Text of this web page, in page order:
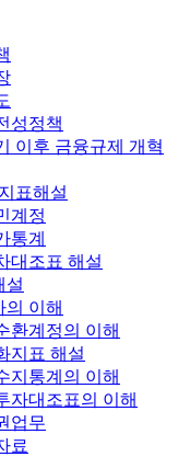
성정책
이후 금융규제 개혁
표해설
계정
통계
대조표 해설
설
의 이해
환계정의 이해
지표 해설
지통계의 이해
자대조표의 이해
업무
료